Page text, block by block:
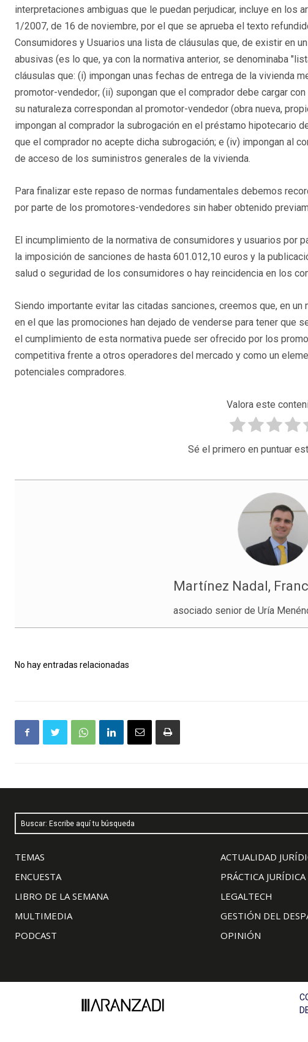
interpretaciones ambiguas que le puedan perjudicar, incluye en los
1/2007, de 16 de noviembre, por el que se aprueba el texto
Consumidores y Usuarios una lista de cláusulas que, de existir en
abusivas (es lo que, ya con la normativa anterior, se denominaba
cláusulas que: (i) impongan unas fechas de entrega de la vivienda
promotor-vendedor; (ii) supongan que el comprador debe cargar
su naturaleza correspondan al promotor-vendedor (obra nueva,
impongan al comprador la subrogación en el préstamo hipotecario
que el comprador no acepte dicha subrogación; e (iv) impongan al
de acceso de los suministros generales de la vivienda.
Para finalizar este repaso de normas fundamentales debemos
por parte de los promotores-vendedores sin haber obtenido
El incumplimiento de la normativa de consumidores y usuarios por
la imposición de sanciones de hasta 601.012,10 euros y la
salud o seguridad de los consumidores o hay reincidencia en los
Siendo importante evitar las citadas sanciones, creemos que, en
en el que las promociones han dejado de venderse para tener que
el cumplimiento de esta normativa puede ser ofrecido por los
competitiva frente a otros operadores del mercado y como un
potenciales compradores.
Valora este
Sé el primero en puntuar
Martínez Nadal,
asociado senior de Uría
No hay entradas relacionadas
Buscar: Escribe aquí tu búsqueda
TEMAS
ENCUESTA
LIBRO DE LA SEMANA
MULTIMEDIA
PODCAST
ACTUALIDAD
PRÁCTICA JURÍDICA
LEGALTECH
GESTIÓN DEL
OPINIÓN